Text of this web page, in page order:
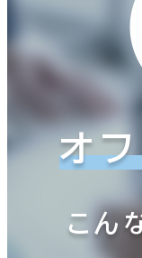
オ
こん